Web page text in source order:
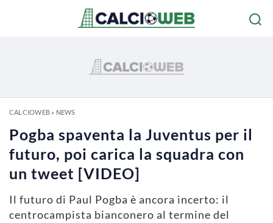
CALCIOWEB» NEWS
Pogba spaventa la Juventus per il
futuro, poi carica la squadra con
un tweet [VIDEO]
Il futuro di Paul Pogba è ancora incerto: il
centrocampista bianconero al termine del